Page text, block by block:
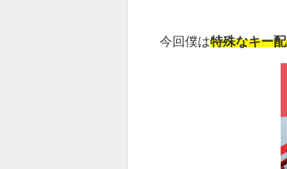
今回僕は特殊なキー